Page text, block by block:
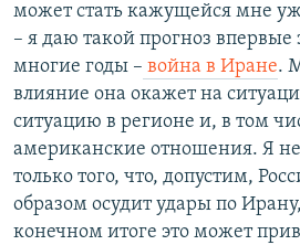
может стать кажущейся мне
– я даю такой прогноз впервые
многие годы – война в Иране.
влияние она окажет на
ситуацию в регионе и, в том
американские отношения. Я
только того, что, допустим,
образом осудит удары по
конечном итоге это может